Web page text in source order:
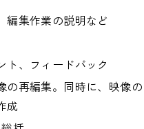
編集作業の説明など
ト、フィードバック
の再編集。同時に、映像の
成